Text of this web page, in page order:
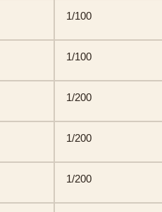
1/100
1/100
1/200
1/200
1/200